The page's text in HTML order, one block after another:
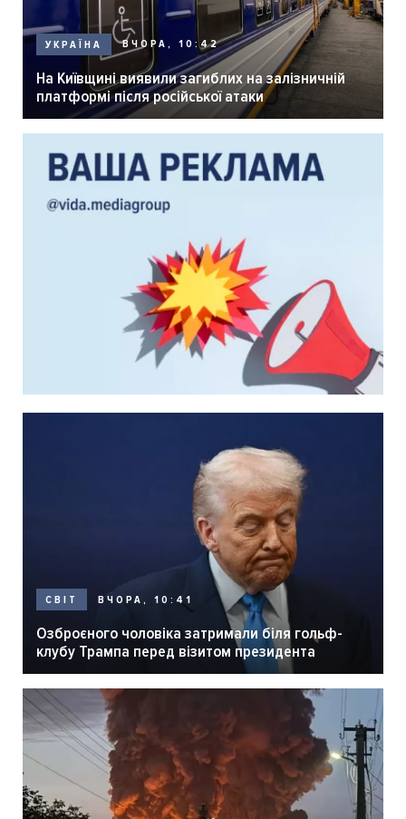
УКРАЇНА ВЧОРА, 10:42
На Київщині виявили загиблих на залізничній
платформі після російської атаки
СВІТ ВЧОРА, 10:41
Озброєного чоловіка затримали біля гольф-
клубу Трампа перед візитом президента